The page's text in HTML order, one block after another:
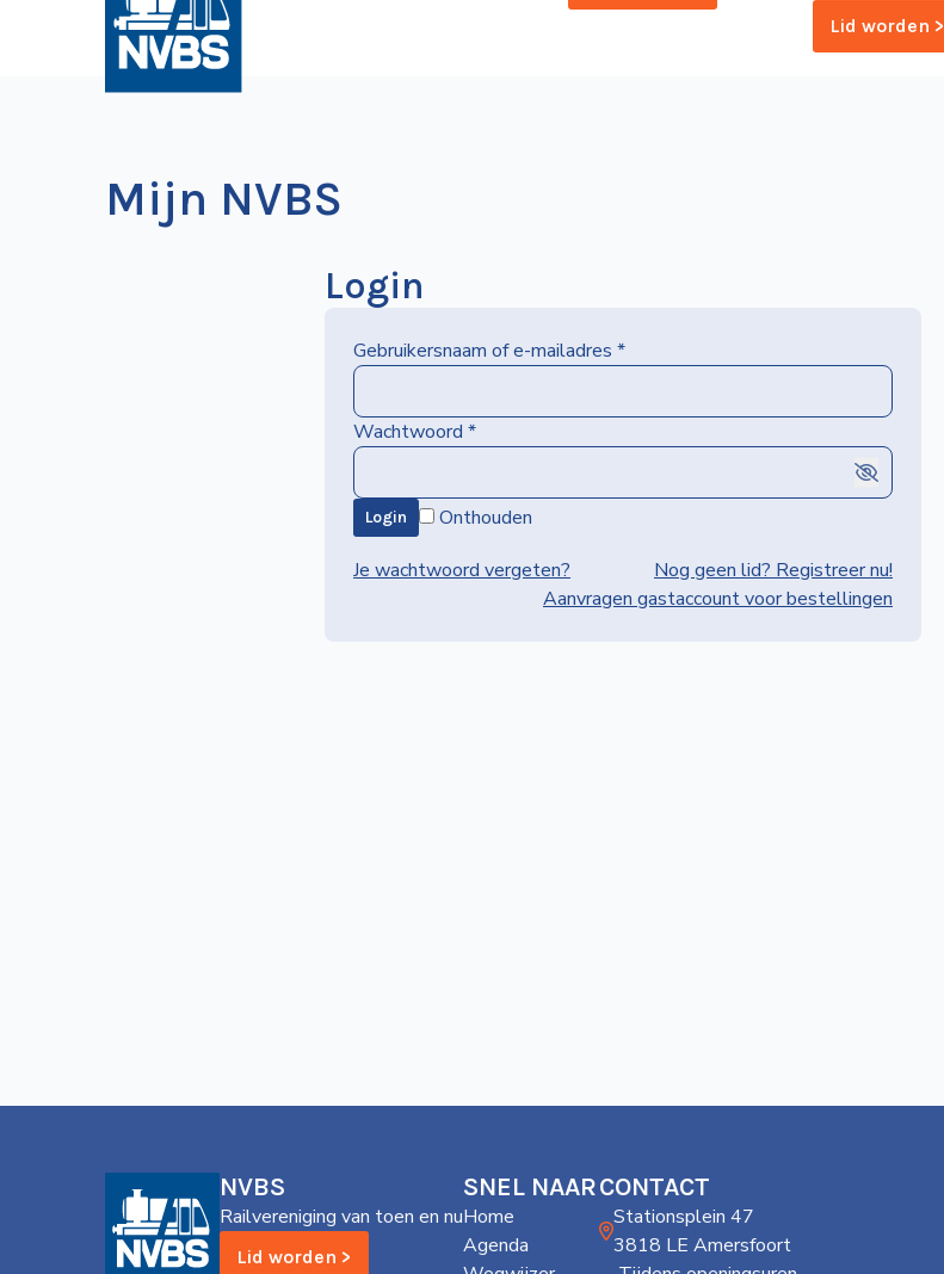
Lid worden >
Mijn NVBS
Login
Gebruikersnaam of e-mailadres *
Wachtwoord *
Login
Onthouden
Je wachtwoord vergeten?
Nog geen lid? Registreer nu!
Aanvragen gastaccount voor bestellingen
NVBS
Railvereniging van toen en nu
Lid worden >
SNEL NAAR
Home
Agenda
CONTACT
Stationsplein 47
3818 LE Amersfoort